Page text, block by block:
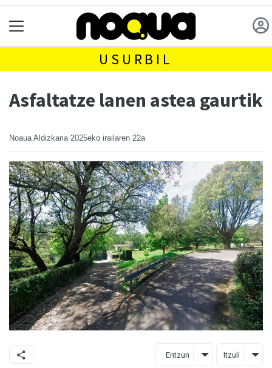
USURBIL
Asfaltatze lanen astea gaurtik
Noaua Aldizkaria 2025eko irailaren 22a
Entzun Itzuli